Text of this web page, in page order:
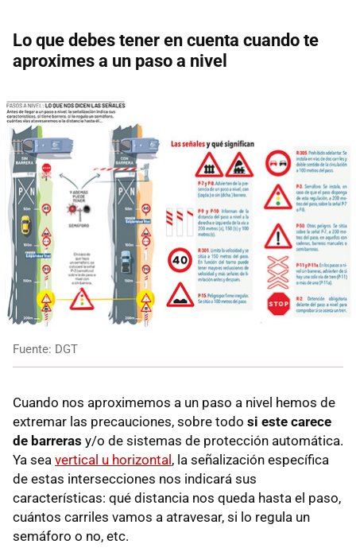
Lo que debes tener en cuenta cuando te
aproximes a un paso a nivel
Fuente: DGT
Cuando nos aproximemos a un paso a nivel hemos de
extremar las precauciones, sobre todo si este carece
de barreras y/o de sistemas de protección automática.
Ya sea vertical u horizontal, la señalización específica
de estas intersecciones nos indicará sus
características: qué distancia nos queda hasta el paso,
cuántos carriles vamos a atravesar, si lo regula un
semáforo o no, etc.